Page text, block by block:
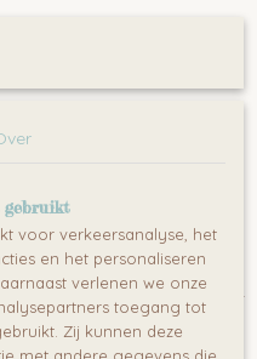
2-in?1 kinderstoel
een hoge eetstoel naar
gebruikt
voor verkeersanalyse, het
en het personaliseren
verlenen we onze
toegang tot
Zij kunnen deze